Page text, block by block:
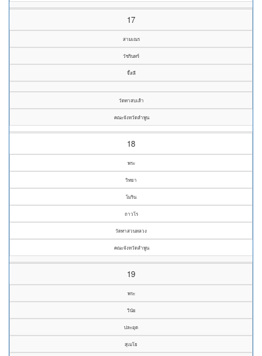
17
สามเณร
วัชรินทร์
จี้สลี
วัดทาสบเส้า
คณะจังหวัดลำพูน
18
พระ
วิทยา
โมริน
ถาวโร
วัดทาสวนหลวง
คณะจังหวัดลำพูน
19
พระ
วินัย
ปละอุด
สุเมโธ